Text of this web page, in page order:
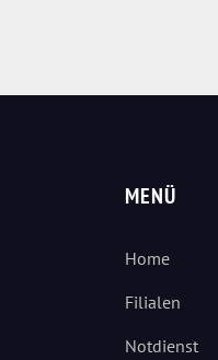
MENÜ
Home
Filialen
Notdienst